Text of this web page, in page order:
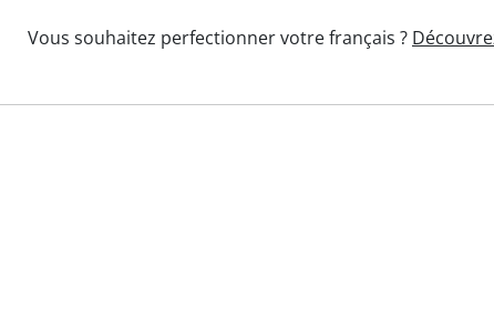
Vous souhaitez perfectionner votre français ?